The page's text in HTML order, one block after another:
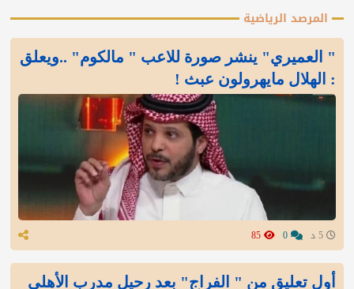
المرصد الرياضية
" العميري" ينشر صورة للاعب " مالكوم" ..ويعلق
: الهلال مايهرولون عبث !
أول تعليق من " الفراج" بعد رحيل مدرب الأهلي